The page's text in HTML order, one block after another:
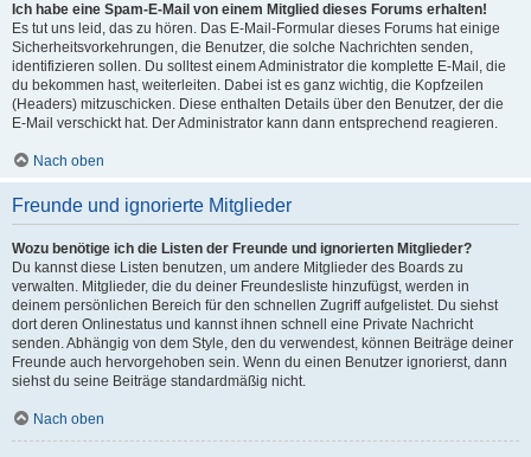
Ich habe eine Spam-E-Mail von einem Mitglied dieses Forums erhalten!
Es tut uns leid, das zu hören. Das E-Mail-Formular dieses Forums hat einige
Sicherheitsvorkehrungen, die Benutzer, die solche Nachrichten senden,
identifizieren sollen. Du solltest einem Administrator die komplette E-Mail, die
du bekommen hast, weiterleiten. Dabei ist es ganz wichtig, die Kopfzeilen
(Headers) mitzuschicken. Diese enthalten Details über den Benutzer, der die
E-Mail verschickt hat. Der Administrator kann dann entsprechend reagieren.
Nach oben
Freunde und ignorierte Mitglieder
Wozu benötige ich die Listen der Freunde und ignorierten Mitglieder?
Du kannst diese Listen benutzen, um andere Mitglieder des Boards zu
verwalten. Mitglieder, die du deiner Freundesliste hinzufügst, werden in
deinem persönlichen Bereich für den schnellen Zugriff aufgelistet. Du siehst
dort deren Onlinestatus und kannst ihnen schnell eine Private Nachricht
senden. Abhängig von dem Style, den du verwendest, können Beiträge deiner
Freunde auch hervorgehoben sein. Wenn du einen Benutzer ignorierst, dann
siehst du seine Beiträge standardmäßig nicht.
Nach oben